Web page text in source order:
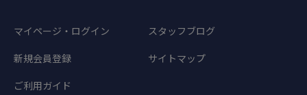
マイページ・ログイン
新規会員登録
ご利用ガイド
スタッフブログ
サイトマップ